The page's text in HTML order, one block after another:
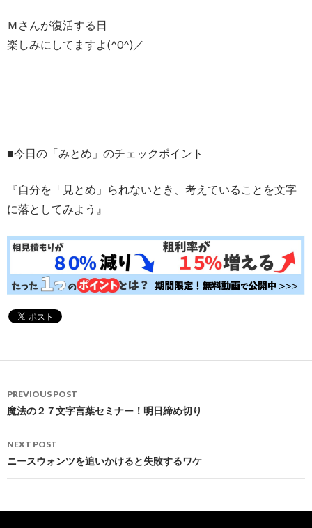
Ｍさんが復活する日
楽しみにしてますよ(^0^)／
■今日の「みとめ」のチェックポイント
『自分を「見とめ」られないとき、考えていることを文字
に落としてみよう』
Post
navigation
PREVIOUS POST
魔法の２７文字言葉セミナー！明日締め切り
NEXT POST
ニースウォンツを追いかけると失敗するワケ